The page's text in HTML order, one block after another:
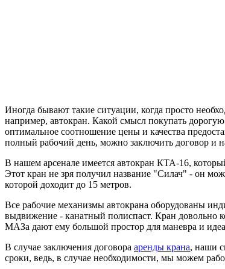
Иногда бывают такие ситуации, когда просто
например, автокран. Какой смысл покупать
оптимальное соотношение цены и качества
полный рабочий день, можно заключить договор и
В нашем арсенале имеется автокран КТА-16,
Этот кран не зря получил название "Силач" - он
которой доходит до 15 метров.
Все рабочие механизмы автокрана оборудованы
выдвижение - канатный полиспаст. Кран довольно
МАЗа дают ему большой простор для маневра и
В случае заключения договора аренды крана, наши
сроки, ведь, в случае необходимости, мы можем